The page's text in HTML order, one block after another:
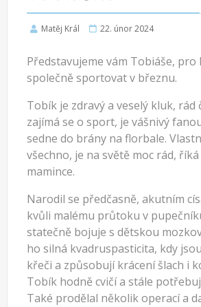
Matěj Král 22. únor 2024
Představujeme vám Tobiáše,
společně sportovat v březnu.
Tobík je zdravý a veselý kluk, rád
zajímá se o sport, je vášnivý
sedne do brány na florbale.
všechno, je na světě moc rád,
mamince.
Narodil se předčasně, akutním
kvůli malému průtoku v
statečně bojuje s dětskou
ho silná kvadruspasticita, kdy
křeči a způsobují krácení šlach i
Tobík hodně cvičí a stále
Také prodělal několik operací a